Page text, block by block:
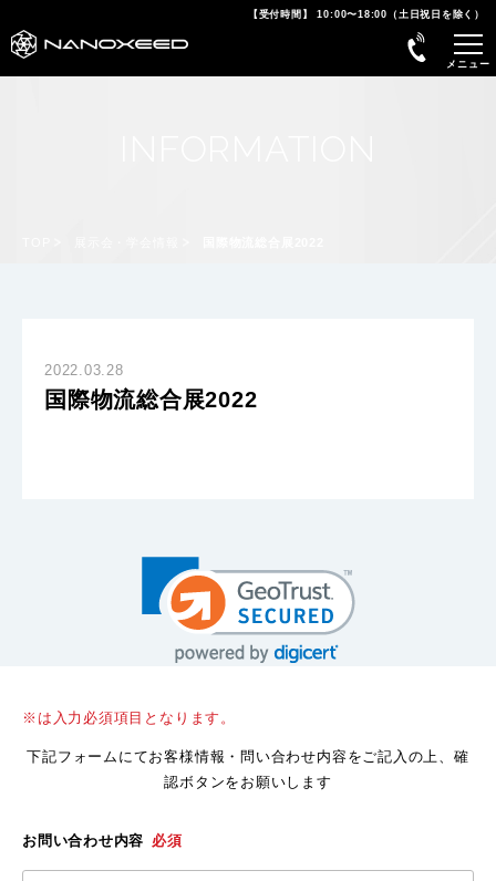
【受付時間】 10:00〜18:00（土日祝日を除く）
2022.03.28
国際物流総合展2022
※は入力必須項目となります。
下記フォームにてお客様情報・問い合わせ内容をご記入の上、確
認ボタンをお願いします
お問い合わせ内容 必須